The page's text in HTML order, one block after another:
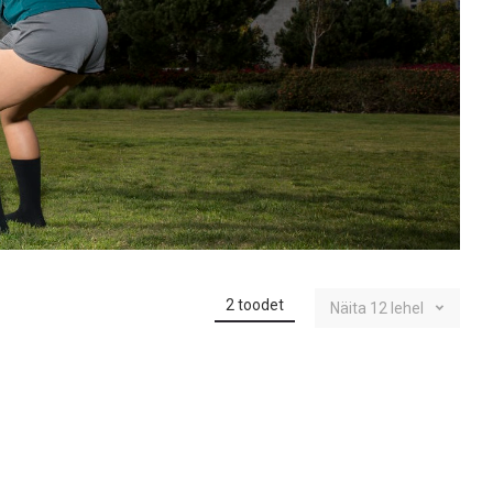
2 toodet Näita 12 lehel